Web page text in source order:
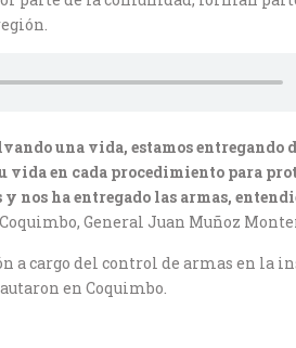
una vida, estamos entregando
vida en cada procedimiento para
nos ha entregado las armas,
General Juan Muñoz
a cargo del control de armas en la
en Coquimbo.